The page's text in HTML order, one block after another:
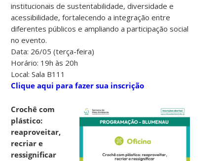
institucionais de sustentabilidade, diversidade e
acessibilidade, fortalecendo a integração entre
diferentes públicos e ampliando a participação social
no evento.
Data: 26/05 (terça-feira)
Horário: 19h às 20h
Local: Sala B111
Clique aqui para fazer sua inscrição
Crochê com
plástico:
reaproveitar,
recriar e
ressignificar